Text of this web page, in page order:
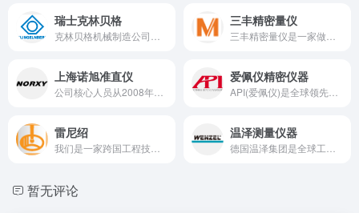
瑞士克林贝格 三丰精密量仪
上海诺旭准直仪 爱佩仪精密仪器
雷尼绍 温泽测量仪器
暂无评论